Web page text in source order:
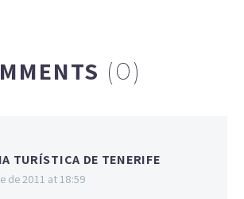
(0)
TURÍSTICA DE TENERIFE
de 2011 at 18:59